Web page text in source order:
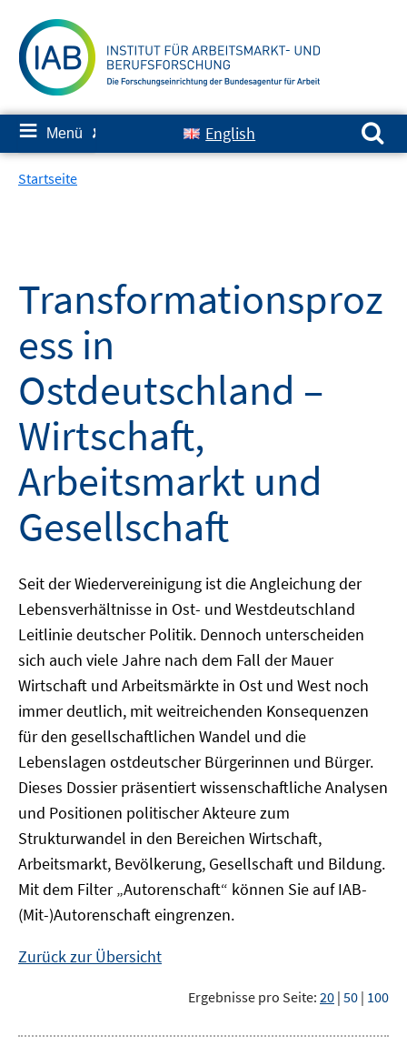
zum
Inhalt
≡ Menü ✘ English
Suchen nach:
Startseite
Transformationsproz
ess in
Ostdeutschland –
Wirtschaft,
Arbeitsmarkt und
Gesellschaft
Seit der Wiedervereinigung ist die Angleichung der
Lebensverhältnisse in Ost- und Westdeutschland
Leitlinie deutscher Politik. Dennoch unterscheiden
sich auch viele Jahre nach dem Fall der Mauer
Wirtschaft und Arbeitsmärkte in Ost und West noch
immer deutlich, mit weitreichenden Konsequenzen
für den gesellschaftlichen Wandel und die
Lebenslagen ostdeutscher Bürgerinnen und Bürger.
Dieses Dossier präsentiert wissenschaftliche Analysen
und Positionen politischer Akteure zum
Strukturwandel in den Bereichen Wirtschaft,
Arbeitsmarkt, Bevölkerung, Gesellschaft und Bildung.
Mit dem Filter „Autorenschaft“ können Sie auf IAB-
(Mit-)Autorenschaft eingrenzen.
Zurück zur Übersicht
Ergebnisse pro Seite: 20 | 50 | 100